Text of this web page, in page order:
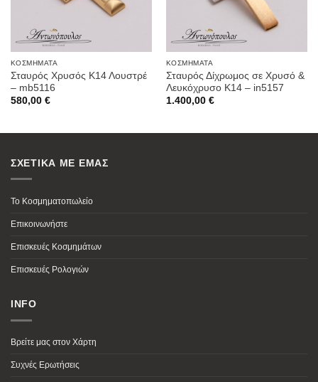
ΚΟΣΜΉΜΑΤΑ
Σταυρός Χρυσός Κ14 Λουστρέ
– mb5116
580,00 €
ΚΟΣΜΉΜΑΤΑ
Σταυρός Δίχρωμος σε Χρυσό &
Λευκόχρυσο Κ14 – in5157
1.400,00 €
ΣΧΕΤΙΚΑ ΜΕ ΕΜΑΣ
Το Κοσμηματοπωλείο
Επικοινωνήστε
Επισκευές Κοσμημάτων
Επισκευές Ρολογιών
INFO
Βρείτε μας στον Χάρτη
Συχνές Ερωτήσεις